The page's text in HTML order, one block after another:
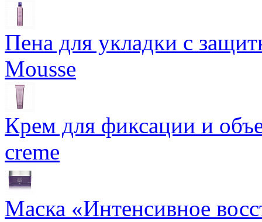
Пена для укладки с
Mousse
Крем для фиксации и
creme
Маска «Интенсивное